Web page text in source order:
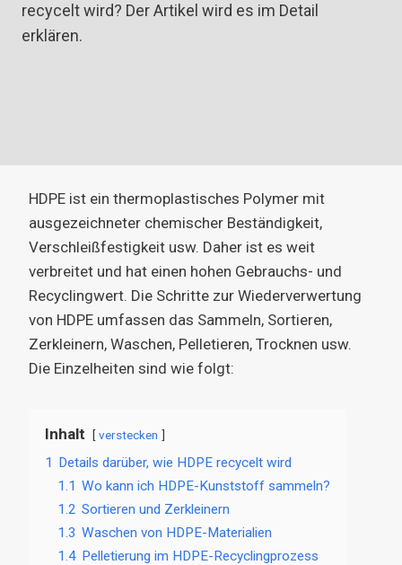
recycelt wird? Der Artikel wird es im Detail
erklären.
HDPE ist ein thermoplastisches Polymer mit
ausgezeichneter chemischer Beständigkeit,
Verschleißfestigkeit usw. Daher ist es weit
verbreitet und hat einen hohen Gebrauchs- und
Recyclingwert. Die Schritte zur Wiederverwertung
von HDPE umfassen das Sammeln, Sortieren,
Zerkleinern, Waschen, Pelletieren, Trocknen usw.
Die Einzelheiten sind wie folgt:
Inhalt verstecken
1 Details darüber, wie HDPE recycelt wird
1.1 Wo kann ich HDPE-Kunststoff sammeln?
1.2 Sortieren und Zerkleinern
1.3 Waschen von HDPE-Materialien
1.4 Pelletierung im HDPE-Recyclingprozess